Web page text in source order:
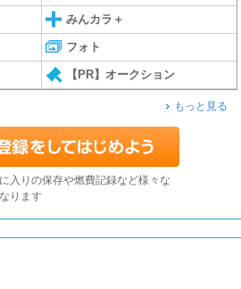
みんカラ＋
フォト
【PR】オークション
もっと見る
入りの保存や燃費記録など様々な
ります